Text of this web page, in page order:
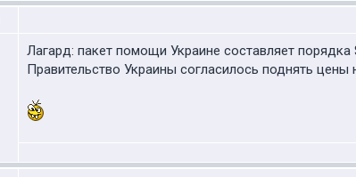
Лагард: пакет помощи Украине составляет порядка
Правительство Украины согласилось поднять